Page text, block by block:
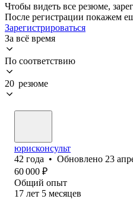
Чтобы видеть все резюме,
После регистрации покажем
Зарегистрироваться
За всё время
По соответствию
20 резюме
юрисконсульт
42 года • Обновлено 23
60 000 ₽
Общий опыт
17 лет 5 месяцев